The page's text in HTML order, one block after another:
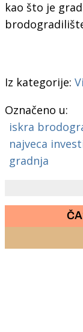
kao što je
Iz kategorije:
Označeno u:
iskra
najveca
gradnja